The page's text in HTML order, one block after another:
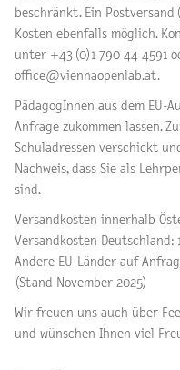
beschränkt. Ein
Kosten ebenfalls möglich.
unter +43 (0)1 790 44 4591
office@viennaopenlab.at.
PädagogInnen aus dem EU-
Anfrage zukommen lassen.
Schuladressen verschickt
Nachweis, dass Sie als
sind.
Versandkosten innerhalb
Versandkosten Deutschland:
Andere EU-Länder auf
(Stand November 2025)
Wir freuen uns auch über
und wünschen Ihnen viel